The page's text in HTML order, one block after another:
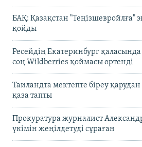
БАҚ: Қазақстан "Теңізшевройлға"
қойды
Ресейдің Екатеринбург
соң Wildberries қоймасы өртенді
Таиландта мектепте біреу
қаза тапты
Прокуратура журналист
үкімін жеңілдетуді сұраған